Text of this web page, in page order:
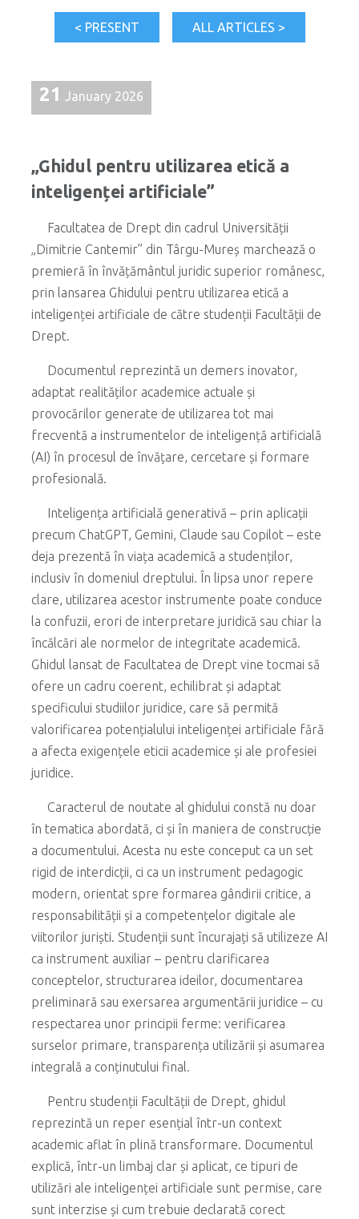
< PRESENT ALL ARTICLES >
21 January 2026
„Ghidul pentru utilizarea etică a
inteligenței artificiale”
Facultatea de Drept din cadrul Universității
„Dimitrie Cantemir” din Târgu-Mureș marchează o
premieră în învățământul juridic superior românesc,
prin lansarea Ghidului pentru utilizarea etică a
inteligenței artificiale de către studenții Facultății de
Drept.
Documentul reprezintă un demers inovator,
adaptat realităților academice actuale și
provocărilor generate de utilizarea tot mai
frecventă a instrumentelor de inteligență artificială
(AI) în procesul de învățare, cercetare și formare
profesională.
Inteligența artificială generativă – prin aplicații
precum ChatGPT, Gemini, Claude sau Copilot – este
deja prezentă în viața academică a studenților,
inclusiv în domeniul dreptului. În lipsa unor repere
clare, utilizarea acestor instrumente poate conduce
la confuzii, erori de interpretare juridică sau chiar la
încălcări ale normelor de integritate academică.
Ghidul lansat de Facultatea de Drept vine tocmai să
ofere un cadru coerent, echilibrat și adaptat
specificului studiilor juridice, care să permită
valorificarea potențialului inteligenței artificiale fără
a afecta exigențele eticii academice și ale profesiei
juridice.
Caracterul de noutate al ghidului constă nu doar
în tematica abordată, ci și în maniera de construcție
a documentului. Acesta nu este conceput ca un set
rigid de interdicții, ci ca un instrument pedagogic
modern, orientat spre formarea gândirii critice, a
responsabilității și a competențelor digitale ale
viitorilor juriști. Studenții sunt încurajați să utilizeze AI
ca instrument auxiliar – pentru clarificarea
conceptelor, structurarea ideilor, documentarea
preliminară sau exersarea argumentării juridice – cu
respectarea unor principii ferme: verificarea
surselor primare, transparența utilizării și asumarea
integrală a conținutului final.
Pentru studenții Facultății de Drept, ghidul
reprezintă un reper esențial într-un context
academic aflat în plină transformare. Documentul
explică, într-un limbaj clar și aplicat, ce tipuri de
utilizări ale inteligenței artificiale sunt permise, care
sunt interzise și cum trebuie declarată corect